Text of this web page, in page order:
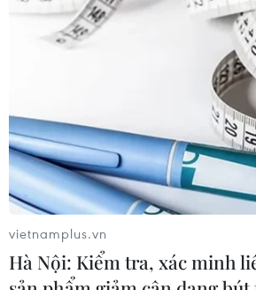
vietnamplus.vn
Hà Nội: Kiểm tra, xác minh